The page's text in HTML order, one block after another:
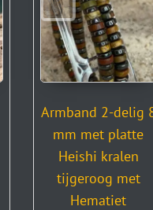
Armband 2-delig
mm met platte
Heishi kralen
tijgeroog met
Hematiet